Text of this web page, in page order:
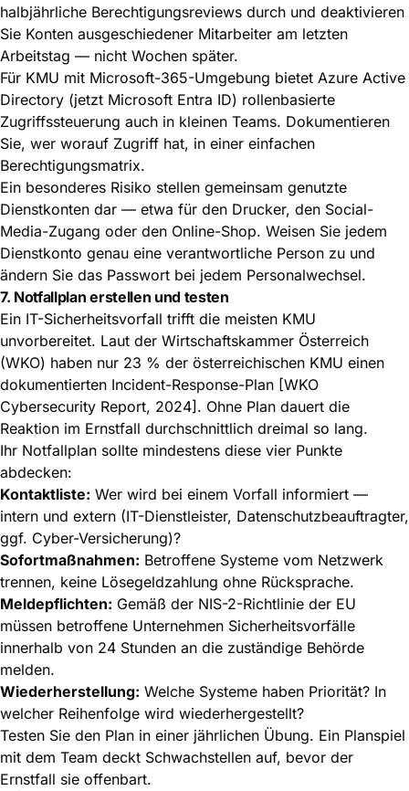
halbjährliche Berechtigungsreviews durch und deaktivieren
Sie Konten ausgeschiedener Mitarbeiter am letzten
Arbeitstag — nicht Wochen später.
Für KMU mit Microsoft-365-Umgebung bietet Azure Active
Directory (jetzt Microsoft Entra ID) rollenbasierte
Zugriffssteuerung auch in kleinen Teams. Dokumentieren
Sie, wer worauf Zugriff hat, in einer einfachen
Berechtigungsmatrix.
Ein besonderes Risiko stellen gemeinsam genutzte
Dienstkonten dar — etwa für den Drucker, den Social-
Media-Zugang oder den Online-Shop. Weisen Sie jedem
Dienstkonto genau eine verantwortliche Person zu und
ändern Sie das Passwort bei jedem Personalwechsel.
7. Notfallplan erstellen und testen
Ein IT-Sicherheitsvorfall trifft die meisten KMU
unvorbereitet. Laut der Wirtschaftskammer Österreich
(WKO) haben nur 23 % der österreichischen KMU einen
dokumentierten Incident-Response-Plan [WKO
Cybersecurity Report, 2024]. Ohne Plan dauert die
Reaktion im Ernstfall durchschnittlich dreimal so lang.
Ihr Notfallplan sollte mindestens diese vier Punkte
abdecken:
Kontaktliste: Wer wird bei einem Vorfall informiert —
intern und extern (IT-Dienstleister, Datenschutzbeauftragter,
ggf. Cyber-Versicherung)?
Sofortmaßnahmen: Betroffene Systeme vom Netzwerk
trennen, keine Lösegeldzahlung ohne Rücksprache.
Meldepflichten: Gemäß der NIS-2-Richtlinie der EU
müssen betroffene Unternehmen Sicherheitsvorfälle
innerhalb von 24 Stunden an die zuständige Behörde
melden.
Wiederherstellung: Welche Systeme haben Priorität? In
welcher Reihenfolge wird wiederhergestellt?
Testen Sie den Plan in einer jährlichen Übung. Ein Planspiel
mit dem Team deckt Schwachstellen auf, bevor der
Ernstfall sie offenbart.